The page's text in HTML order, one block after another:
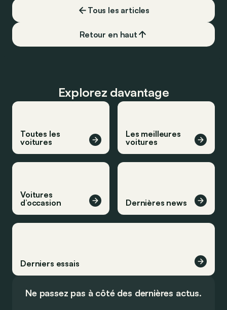
Tous les articles
Retour en haut
Explorez davantage
Toutes les
voitures
Les meilleures
voitures
Voitures
d’occasion
Dernières news
Derniers essais
Ne passez pas à côté des dernières actus.